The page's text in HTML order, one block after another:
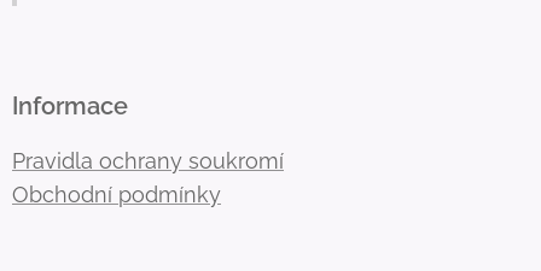
Informace
Pravidla ochrany soukromí
Obchodní podmínky